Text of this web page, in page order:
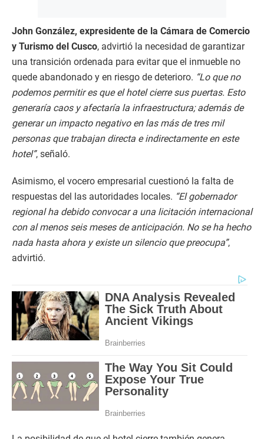
John González, expresidente de la Cámara de Comercio
y Turismo del Cusco, advirtió la necesidad de garantizar
una transición ordenada para evitar que el inmueble no
quede abandonado y en riesgo de deterioro. “Lo que no
podemos permitir es que el hotel cierre sus puertas. Esto
generaría caos y afectaría la infraestructura; además de
generar un impacto negativo en las más de tres mil
personas que trabajan directa e indirectamente en este
hotel”, señaló.
Asimismo, el vocero empresarial cuestionó la falta de
respuestas del las autoridades locales. “El gobernador
regional ha debido convocar a una licitación internacional
con al menos seis meses de anticipación. No se ha hecho
nada hasta ahora y existe un silencio que preocupa”,
advirtió.